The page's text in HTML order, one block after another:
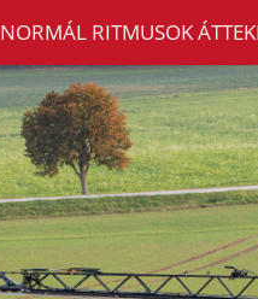
NORMÁL RITMUSOK